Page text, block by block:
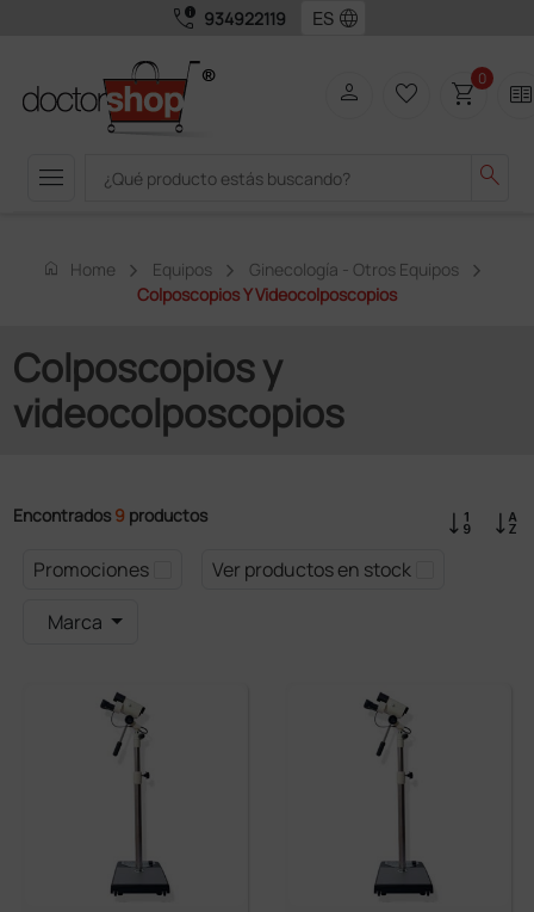
call_quality 934922119 language
menu search
person favorite_border shopping_cart0 two_pager
home Home Equipos
Ginecología - Otros Equipos
Colposcopios Y Videocolposcopios
Colposcopios y
videocolposcopios
Encontrados 9 productos
Promociones
Ver productos en stock
Marca